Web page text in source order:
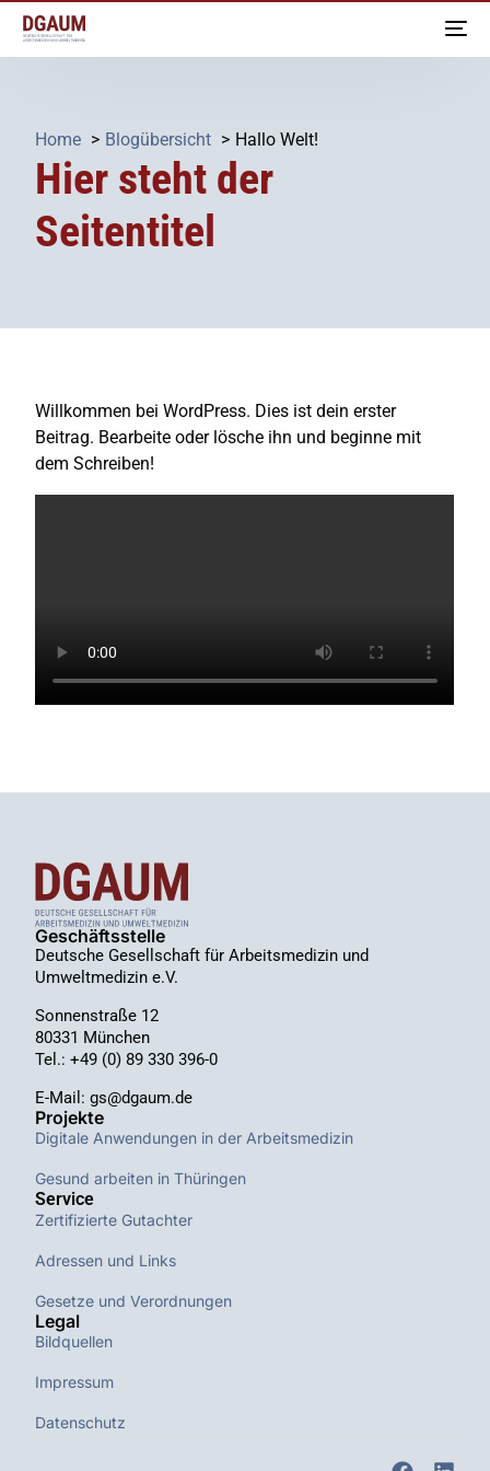
Home Blogübersicht Hallo Welt!
Hier steht der
Seitentitel
Willkommen bei WordPress. Dies ist dein erster
Beitrag. Bearbeite oder lösche ihn und beginne mit
dem Schreiben!
Geschäftsstelle
Deutsche Gesellschaft für Arbeitsmedizin und
Umweltmedizin e.V.
Sonnenstraße 12
80331 München
Tel.: +49 (0) 89 330 396-0
E-Mail: gs@dgaum.de
Projekte
Digitale Anwendungen in der Arbeitsmedizin
Gesund arbeiten in Thüringen
Service
Zertifizierte Gutachter
Adressen und Links
Gesetze und Verordnungen
Legal
Bildquellen
Impressum
Datenschutz